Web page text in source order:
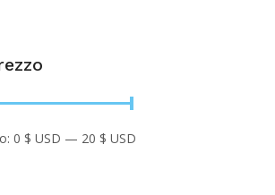
0 $ USD — 20 $ USD